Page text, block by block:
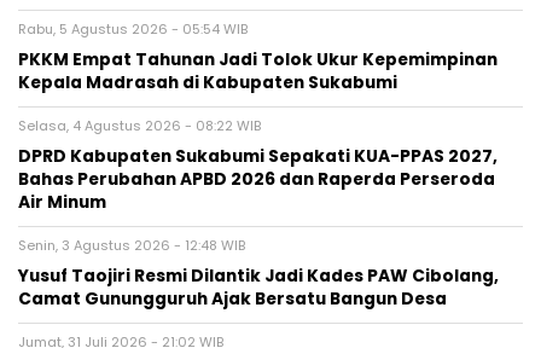
Rabu, 5 Agustus 2026 - 05:54 WIB
PKKM Empat Tahunan Jadi Tolok Ukur Kepemimpinan
Kepala Madrasah di Kabupaten Sukabumi
Selasa, 4 Agustus 2026 - 08:22 WIB
DPRD Kabupaten Sukabumi Sepakati KUA-PPAS 2027,
Bahas Perubahan APBD 2026 dan Raperda Perseroda
Air Minum
Senin, 3 Agustus 2026 - 12:48 WIB
Yusuf Taojiri Resmi Dilantik Jadi Kades PAW Cibolang,
Camat Gunungguruh Ajak Bersatu Bangun Desa
Jumat, 31 Juli 2026 - 21:02 WIB